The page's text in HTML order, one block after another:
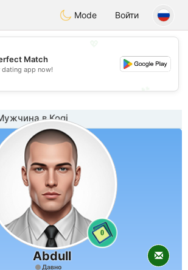
Dating
Mode Войти
💕
Match
app now!
в Kogi
0
Abdull
Давно